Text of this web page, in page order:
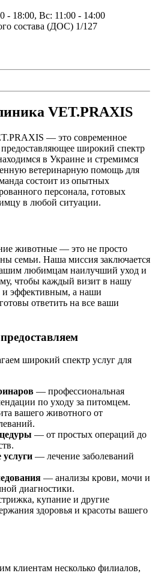
18:00, Вс: 11:00 - 14:00
состава (ДОС) 1/127
VET.PRAXIS
— это современное
широкий спектр
в Украине и стремимся
ветеринарную помощь для
состоит из опытных
персонала, готовых
в любой ситуации.
животные — это не просто
семьи. Наша миссия заключается
любимцам наилучший уход и
чтобы каждый визит в нашу
эффективным, а наши
ответить на все ваши
широкий спектр услуг для
— профессиональная
по уходу за питомцем.
вашего животного от
— от простых операций до
услуги — лечение заболеваний
— анализы крови, мочи и
диагностики.
купание и другие
здоровья и красоты вашего
клиентам несколько филиалов,